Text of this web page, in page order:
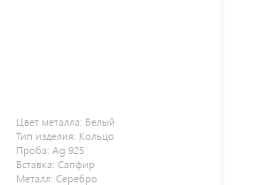
Цвет металла: Белый
Тип изделия: Кольцо
Проба: Ag 925
Вставка: Сапфир
Металл: Серебро